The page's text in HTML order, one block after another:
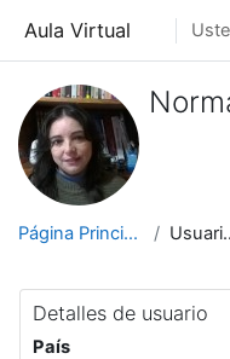
Aula Virtual
Página Principal
Detalles de usuario
País